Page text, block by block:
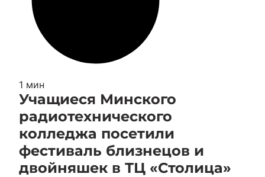
1 мин
Учащиеся Минского
радиотехнического
колледжа посетили
фестиваль близнецов и
двойняшек в ТЦ «Столица»